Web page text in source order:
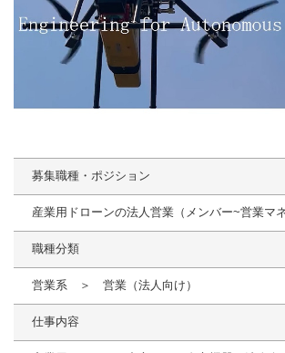
募集職種・ポジション
産業用ドローンの法人営業（メンバー~営業マ
職種分類
営業系 ＞ 営業（法人向け）
仕事内容